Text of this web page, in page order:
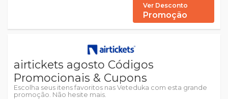
Ver Desconto
Promoção
airtickets agosto Códigos
Promocionais & Cupons
Escolha seus itens favoritos nas Veteduka com esta grande
promoção. Não hesite mais.